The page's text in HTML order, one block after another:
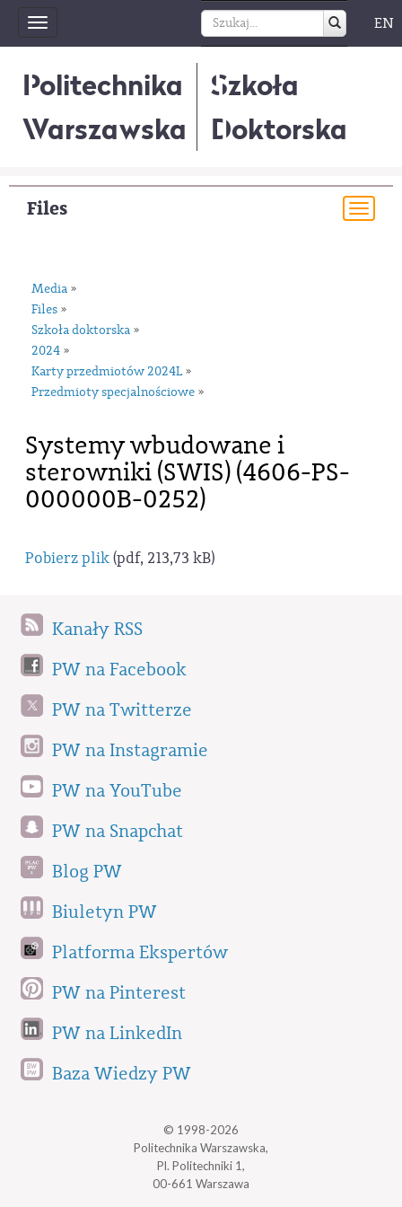
Toggle
navigation
EN
Politechnika
Warszawska
Szkoła
Doktorska
Files
Media »
Files »
Szkoła doktorska »
2024 »
Karty przedmiotów 2024L »
Przedmioty specjalnościowe »
Systemy wbudowane i
sterowniki (SWIS) (4606-PS-
000000B-0252)
Pobierz plik(pdf, 213,73 kB)
Kanały RSS
PW na Facebook
PW na Twitterze
PW na Instagramie
PW na YouTube
PW na Snapchat
Blog PW
Biuletyn PW
Platforma Ekspertów
PW na Pinterest
PW na LinkedIn
Baza Wiedzy PW
© 1998-2026
Politechnika Warszawska,
Pl. Politechniki 1,
00-661 Warszawa